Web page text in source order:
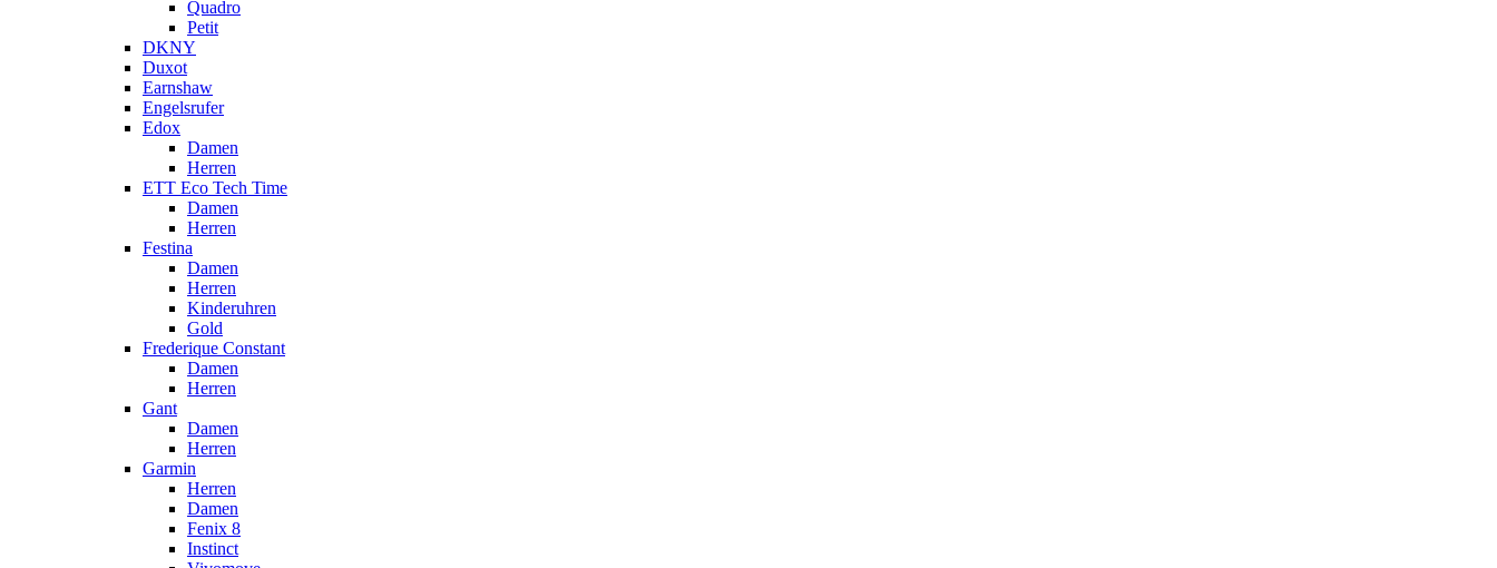
Quadro
Petit
DKNY
Duxot
Earnshaw
Engelsrufer
Edox
Damen
Herren
ETT Eco Tech Time
Damen
Herren
Festina
Damen
Herren
Kinderuhren
Gold
Frederique Constant
Damen
Herren
Gant
Damen
Herren
Garmin
Herren
Damen
Fenix 8
Instinct